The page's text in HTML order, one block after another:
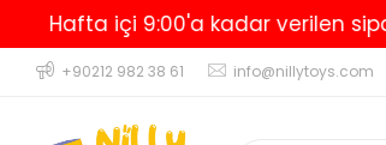
içi 9:00'a kadar verilen
+90212 982 38 61 info@nillytoys.com